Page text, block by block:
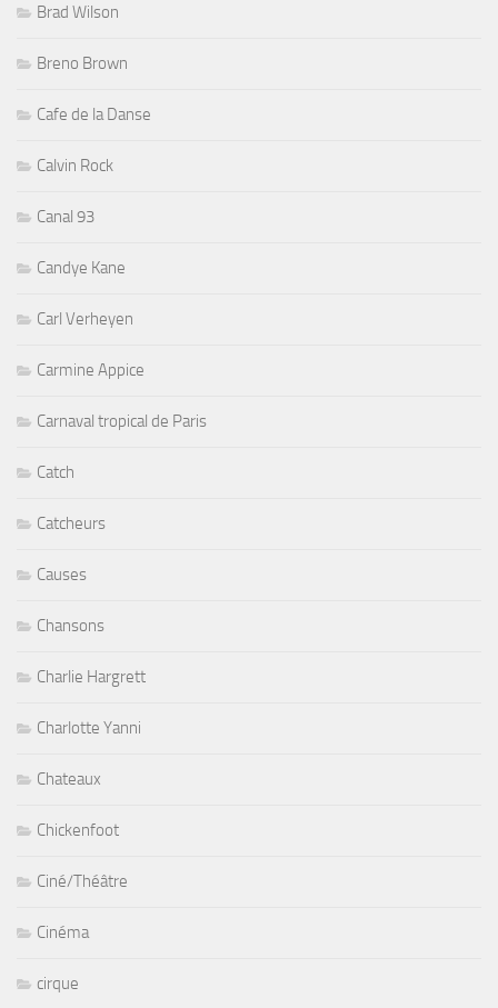
Brad Wilson
Breno Brown
Cafe de la Danse
Calvin Rock
Canal 93
Candye Kane
Carl Verheyen
Carmine Appice
Carnaval tropical de Paris
Catch
Catcheurs
Causes
Chansons
Charlie Hargrett
Charlotte Yanni
Chateaux
Chickenfoot
Ciné/Théâtre
Cinéma
cirque